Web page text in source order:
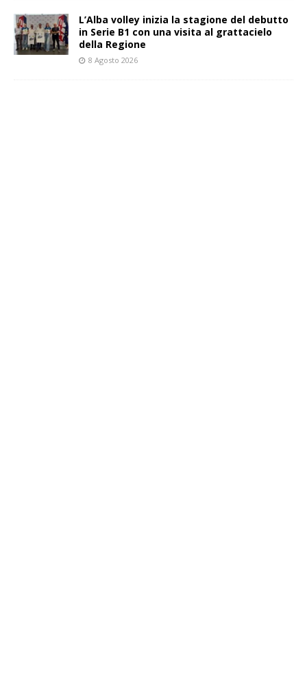
L’Alba volley inizia la stagione del debutto
in Serie B1 con una visita al grattacielo
della Regione
8 Agosto 2026